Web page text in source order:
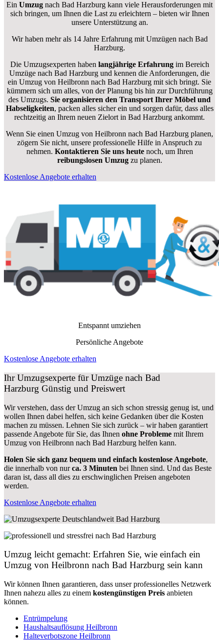
Ein Umzug nach Bad Harzburg kann viele Herausforderungen mit
sich bringen, um Ihnen die Last zu erleichtern – bieten wir Ihnen
unsere Unterstützung an.
Wir haben mehr als 14 Jahre Erfahrung mit Umzügen nach Bad
Harzburg.
Die Umzugsexperten haben langjährige Erfahrungim Bereich
Umzüge nach Bad Harzburg und kennen die Anforderungen, die
ein Umzug von Heilbronn nach Bad Harzburg mit sich bringt. Sie
kümmern sich um alles, von der Planung bis hin zur Durchführung
des Umzugs. Sie organisieren den Transport Ihrer Möbel und
Habseligkeiten, packen alles sicher ein und sorgen dafür, dass alles
rechtzeitig an Ihrem neuen Zielort in Bad Harzburg ankommt.
Wenn Sie einen Umzug von Heilbronn nach Bad Harzburg planen,
zögern Sie nicht, unsere professionelle Hilfe in Anspruch zu
nehmen. Kontaktieren Sie uns heutenoch, um Ihren
reibungslosen Umzugzu planen.
Kostenlose Angebote erhalten
Entspannt umziehen
Persönliche Angebote
Kostenlose Angebote erhalten
Ihr Umzugsexperte für Umzüge nach Bad
Harzburg Günstig und Preiswert
Wir verstehen, dass der Umzug an sich schon stressig genug ist, und
wollen Ihnen dabei helfen, sich keine Gedanken über die Kosten
machen zu müssen. Lehnen Sie sich zurück – wir haben garantiert
passende Angebote für Sie, das Ihnen ohne Probleme mit Ihrem
Umzug von Heilbronn nach Bad Harzburg helfen kann.
Holen Sie sich ganz bequem und einfach kostenlose Angebote,
die innerhalb von nurca. 3 Minuten bei Ihnen sind. Und das Beste
daran ist, dass all dies zu erschwinglichen Preisen angeboten
werden.
Kostenlose Angebote erhalten
Umzug leicht gemacht: Erfahren Sie, wie einfach ein
Umzug von Heilbronn nach Bad Harzburg sein kann
Wir können Ihnen garantieren, dass unser professionelles Netzwerk
Ihnen nahezu alles zu einem kostengünstigen Preis anbieten
können.
Entrümpelung
Haushaltsauflösung Heilbronn
Halteverbotszone Heilbronn